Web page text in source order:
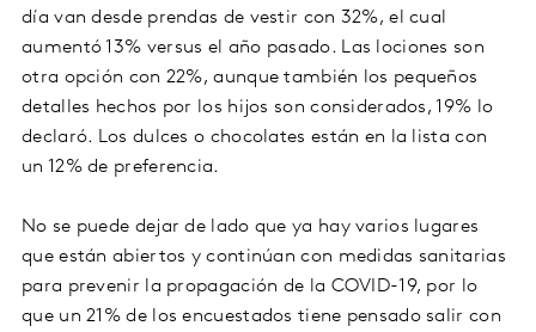
día van desde prendas de vestir con 32%, el cual
aumentó 13% versus el año pasado. Las lociones son
otra opción con 22%, aunque también los pequeños
detalles hechos por los hijos son considerados, 19% lo
declaró. Los dulces o chocolates están en la lista con
un 12% de preferencia.
No se puede dejar de lado que ya hay varios lugares
que están abiertos y continúan con medidas sanitarias
para prevenir la propagación de la COVID-19, por lo
que un 21% de los encuestados tiene pensado salir con